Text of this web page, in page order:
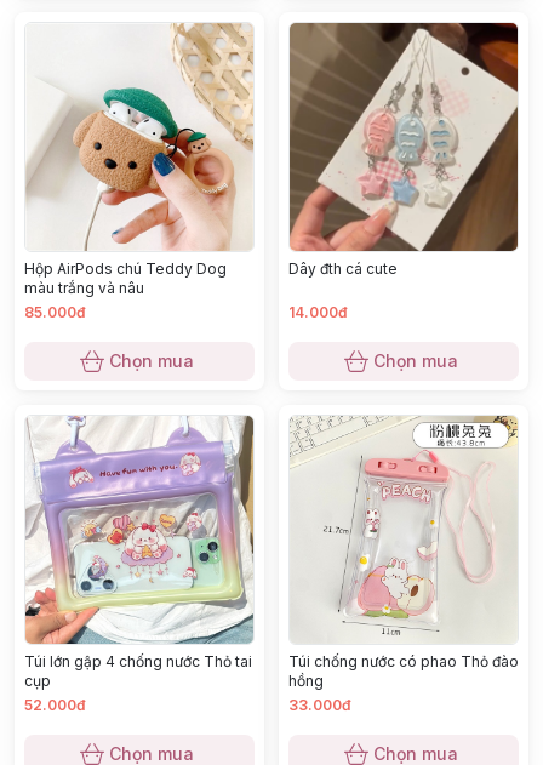
Hộp AirPods chú Teddy Dog
màu trắng và nâu
85.000đ
Chọn mua
Dây đth cá cute
14.000đ
Chọn mua
Túi lớn gập 4 chống nước Thỏ tai
cụp
52.000đ
Chọn mua
Túi chống nước có phao Thỏ đào
hồng
33.000đ
Chọn mua